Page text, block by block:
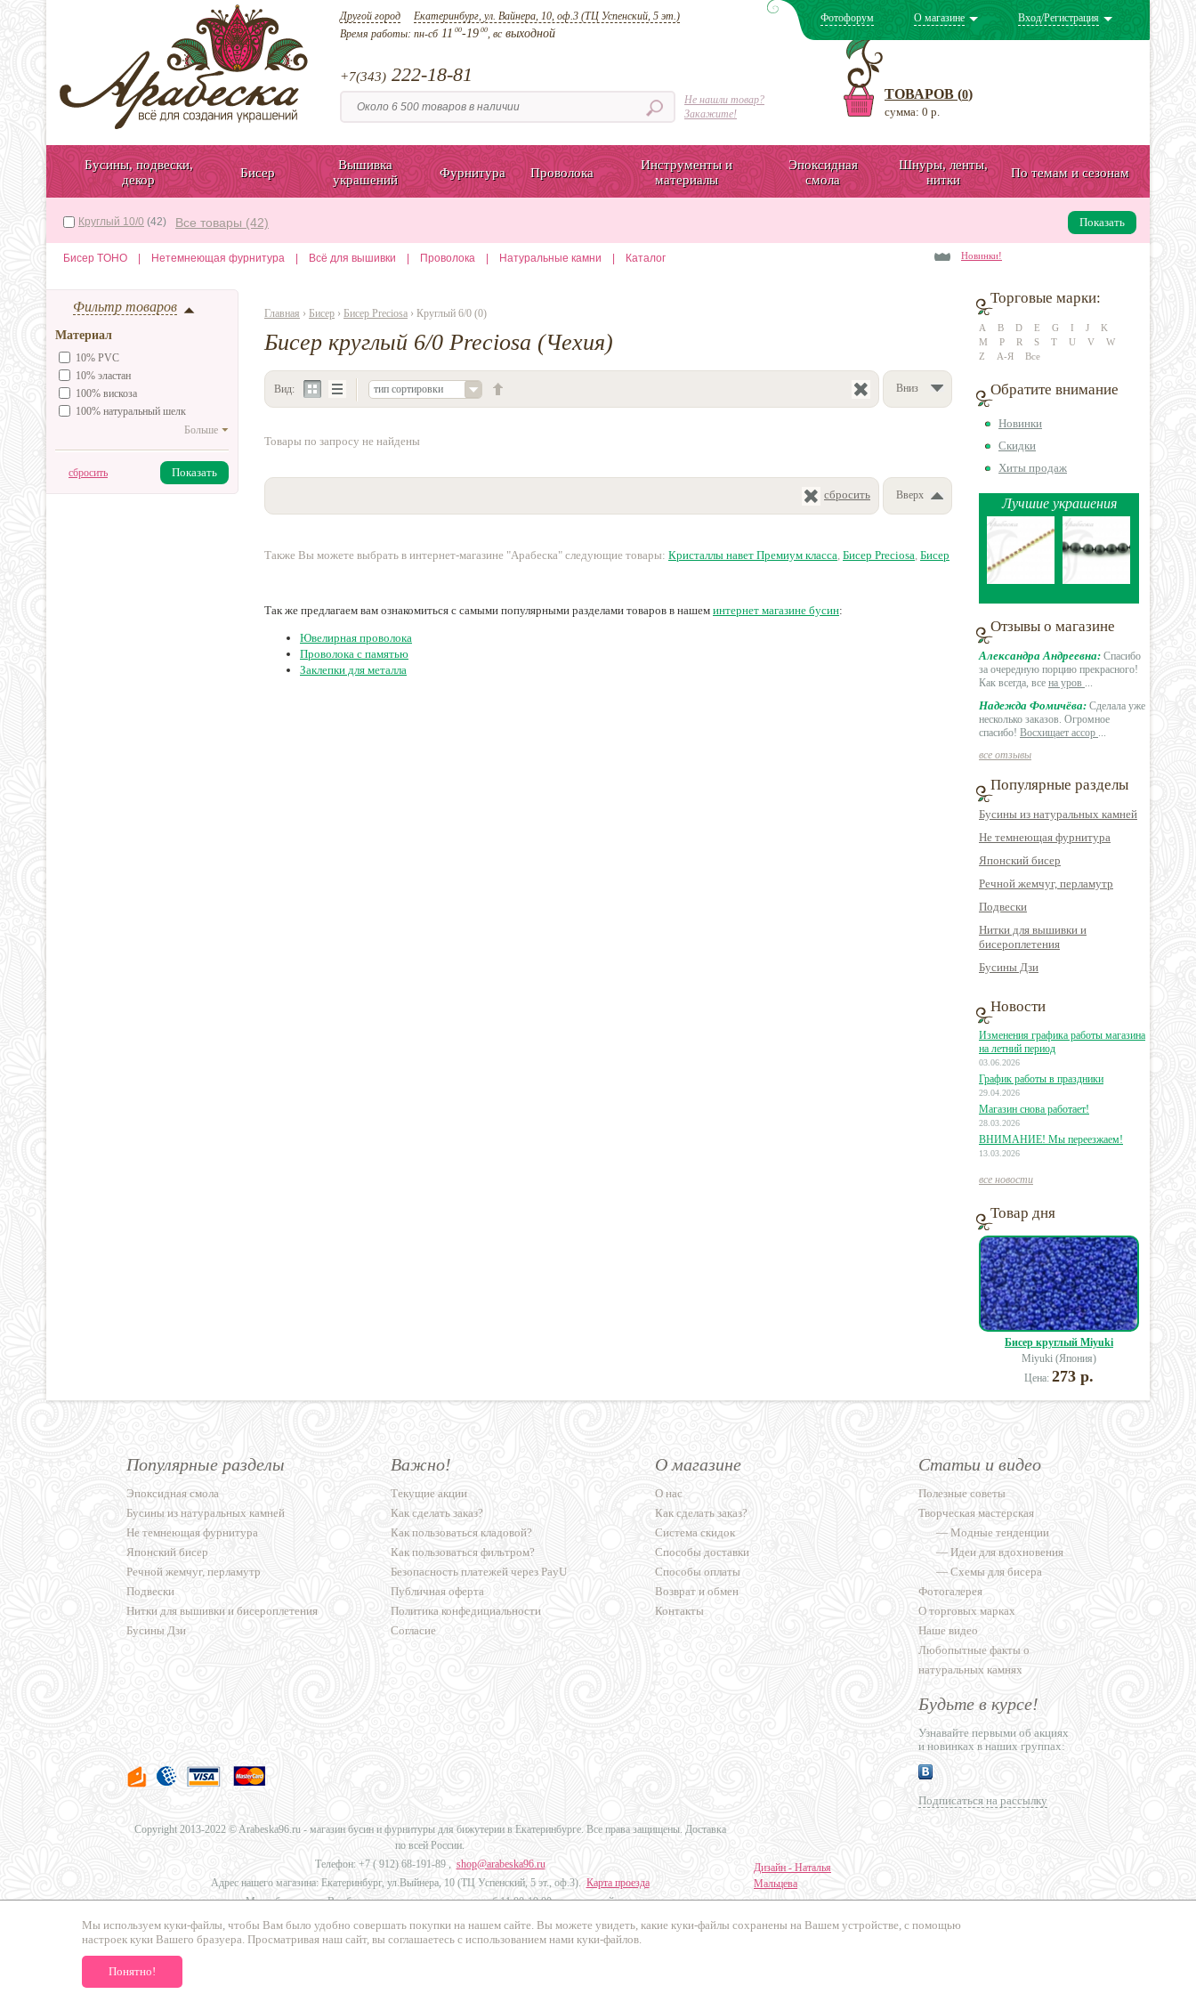
Мы используем куки-файлы, чтобы Вам было удобно совершать покупки на нашем сайте. Вы можете увидеть, какие куки-файлы сохранены на Вашем устройстве, с помощью
настроек куки Вашего бразуера. Просматривая наш сайт, вы соглашаетесь с использованием нами куки-файлов.
Понятно!
Другой город Екатеринбург, ул. Вайнера, 10, оф.3 (ТЦ Успенский, 5 эт.)
Время работы: пн-сб11 00-19 00, всвыходной
+7(343) 222-18-81
Не нашли товар?
Закажите!
Фотофорум О магазине Вход/Регистрация
ТОВАРОВ (0)
сумма: 0 р.
Бусины, подвески,
декор
Бисер
Вышивка
украшений
Фурнитура Проволока
Инструменты и
материалы
Эпоксидная
смола
Шнуры, ленты,
нитки
По темам и сезонам
Круглый 10/0 (42) Все товары (42) Показать
Бисер TOHO Нетемнеющая фурнитура Всё для вышивки Проволока Натуральные камни Каталог Новинки!
Фильтр товаров
Материал
10% PVC
10% эластан
100% вискоза
100% натуральный шелк
Больше
сбросить Показать
Главная › Бисер › Бисер Preciosa › Круглый 6/0 (0)
Бисер круглый 6/0 Preciosa (Чехия)
Вид: тип сортировки Вниз
Товары по запросу не найдены
сбросить Вверх
Также Вы можете выбрать в интернет-магазине "Арабеска" следующие товары: Кристаллы навет Премиум класса, Бисер Preciosa, Бисер
Так же предлагаем вам ознакомиться с самыми популярными разделами товаров в нашем интернет магазине бусин:
Ювелирная проволока
Проволока с памятью
Заклепки для металла
Торговые марки:
A B D E G I J
K
M
P R S T U V
W
Z
А-Я Все
Обратите внимание
Новинки
Скидки
Хиты продаж
Лучшие украшения
Отзывы о магазине
Александра Андреевна: Спасибо
за очередную порцию прекрасного!
Как всегда, все на уров ...
Надежда Фомичёва: Сделала уже
несколько заказов. Огромное
спасибо! Восхищает ассор ...
все отзывы
Популярные разделы
Бусины из натуральных камней
Не темнеющая фурнитура
Японский бисер
Речной жемчуг, перламутр
Подвески
Нитки для вышивки и
бисероплетения
Бусины Дзи
Новости
Изменения графика работы магазина
на летний период
03.06.2026
График работы в праздники
29.04.2026
Магазин снова работает!
28.03.2026
ВНИМАНИЕ! Мы переезжаем!
13.03.2026
все новости
Товар дня
Бисер круглый Miyuki
Miyuki (Япония)
Цена: 273 р.
Популярные разделы
Эпоксидная смола
Бусины из натуральных камней
Не темнеющая фурнитура
Японский бисер
Речной жемчуг, перламутр
Подвески
Нитки для вышивки и бисероплетения
Бусины Дзи
Важно!
Текущие акции
Как сделать заказ?
Как пользоваться кладовой?
Как пользоваться фильтром?
Безопасность платежей через PayU
Публичная оферта
Политика конфедициальности
Согласие
О магазине
О нас
Как сделать заказ?
Система скидок
Способы доставки
Способы оплаты
Возврат и обмен
Контакты
Статьи и видео
Полезные советы
Творческая мастерская
—Модные тенденции
—Идеи для вдохновения
—Схемы для бисера
Фотогалерея
О торговых марках
Наше видео
Любопытные факты о
натуральных камнях
Будьте в курсе!
Узнавайте первыми об акциях
и новинках в наших группах:
Подписаться на рассылку
Copyright 2013-2022 © Arabeska96.ru - магазин бусин и фурнитуры для бижутерии в Екатеринбурге. Все права защищены. Доставка
по всей России.
Телефон: +7 ( 912) 68-191-89, shop@arabeska96.ru
Адрес нашего магазина: Екатеринбург, ул.Выйнера, 10 (ТЦ Успенский, 5 эт., оф.3). Карта проезда
Мы работаем для Вас без перерывов и выходных: пн-сб 11:00-19:00, вс выходной
Мы предлагаемдоставку в Москву, Санкт-Петербург, Новосибирск, Челябинск, Краснодар, Красноярск, Казань и в другие города
Дизайн - Наталья
Мальцева
Промо Эксперт